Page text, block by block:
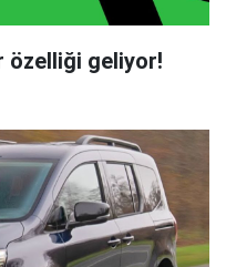
özelliği geliyor!